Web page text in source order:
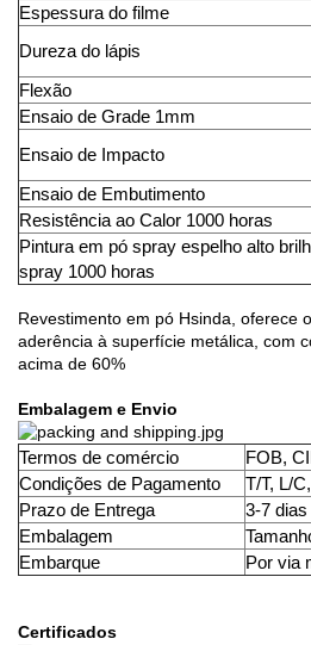
Espessura do filme
Dureza do lápis
Flexão
Ensaio de Grade 1mm
Ensaio de Impacto
Ensaio de Embutimento
Resistência ao Calor 1000 horas
Pintura em pó spray espelho alto
spray 1000 horas
Revestimento em pó Hsinda, oferece
aderência à superfície metálica, com
acima de 60%
Embalagem e Envio
Termos de comércio
FOB,
Condições de Pagamento
T/T, L/
Prazo de Entrega
3-7
Embalagem
Embarque
Por via
Certificados